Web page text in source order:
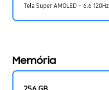
Tela Super AMOLED + 6.6 120Hz
Memória